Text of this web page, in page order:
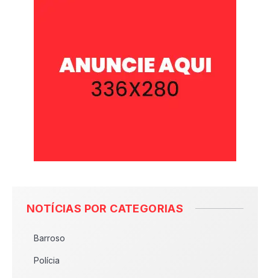
NOTÍCIAS POR CATEGORIAS
Barroso
Polícia